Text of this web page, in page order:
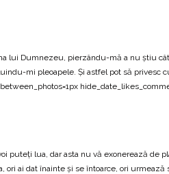
lui Dumnezeu, pierzându-mă a nu știu
mi pleoapele. Și astfel pot să privesc
voi puteți lua, dar asta nu vă exonerează de
ai dat înainte și se întoarce, ori